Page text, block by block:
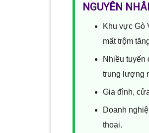
NGUYÊN
Khu vực Gò
mất trộm
Nhiều
trung lượng
Gia đình,
Doanh
thoại.